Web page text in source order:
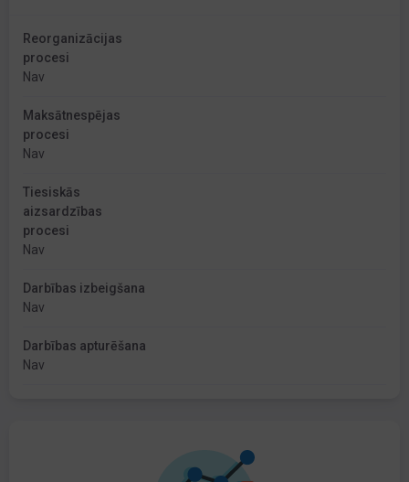
Reorganizācijas
procesi
Nav
Maksātnespējas
procesi
Nav
Tiesiskās
aizsardzības
procesi
Nav
Darbības izbeigšana
Nav
Darbības apturēšana
Nav